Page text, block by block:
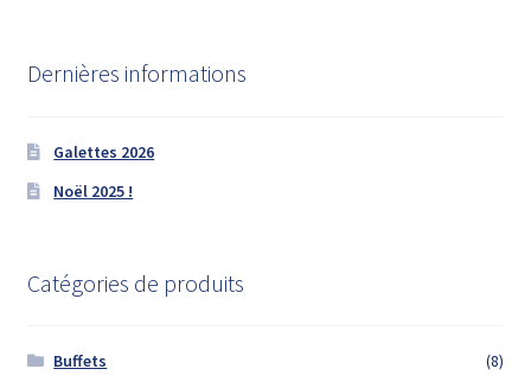
Dernières informations
Galettes 2026
Noël 2025 !
Catégories de produits
Buffets
(8)